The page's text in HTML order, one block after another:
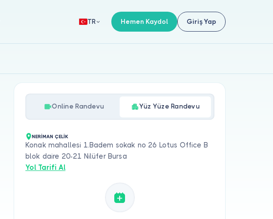
TR Hemen Kaydol Giriş Yap
Online Randevu Yüz Yüze Randevu
NERİMAN ÇELİK
Konak mahallesi 1.Badem sokak no 26 Lotus Office B
blok daire 20-21 Nilüfer Bursa
Yol Tarifi Al